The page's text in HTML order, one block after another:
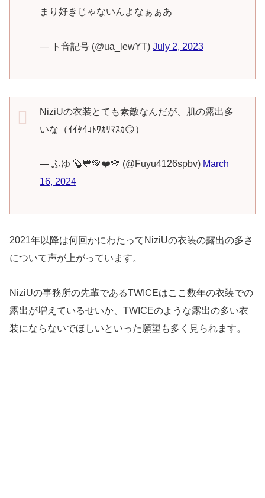
まり好きじゃないんよなぁぁあ
— ト音記号 (@ua_lewYT) July 2, 2023
NiziUの衣装とても素敵なんだが、肌の露出多
いな（ｲｲﾀｲｺﾄﾜｶﾘﾏｽｶ😏）
— ふゆ 🦫💙💚❤️💛 (@Fuyu4126spbv) March
16, 2024
2021年以降は何回かにわたってNiziUの衣装の露出の多さ
について声が上がっています。
NiziUの事務所の先輩であるTWICEはここ数年の衣装での
露出が増えているせいか、TWICEのような露出の多い衣
装にならないでほしいといった願望も多く見られます。